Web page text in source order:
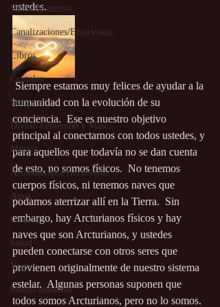
Sitios de interés
Canalizaciones/Entrevistas
Libros
Cristales
Stargate
Divino Femenino y Masc.
Música
Aromaterapia/Herbolaria
Agua
Ciencia
Salud
Yoga
Medio ambiente
ustedes.
humanidad con la evolución de su
conciencia.  Ese es nuestro objetivo
principal al conectarnos con todos ustedes, y
para aquellos que todavía no se dan cuenta
de esto, no somos físicos.  No tenemos
cuerpos físicos, ni tenemos naves que
podamos aterrizar allí en la Tierra.  Sin
embargo, hay Arcturianos físicos y hay
naves que son Arcturianos, y ustedes
pueden conectarse con otros seres que
provienen originalmente de nuestro sistema
estelar.  Algunas personas suponen que
todos somos Arcturianos, pero no lo somos.